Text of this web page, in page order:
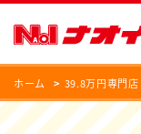
ホーム 39.8万円専門店